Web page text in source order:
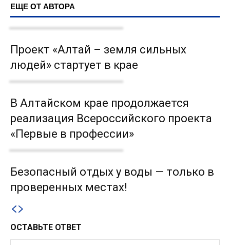
ЕЩЕ ОТ АВТОРА
Проект «Алтай – земля сильных
людей» стартует в крае
В Алтайском крае продолжается
реализация Всероссийского проекта
«Первые в профессии»
Безопасный отдых у воды — только в
проверенных местах!
ОСТАВЬТЕ ОТВЕТ